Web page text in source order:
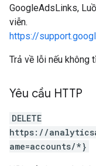
GoogleAdsLinks,
viễn.
https://
Trả về lỗi nếu không
Yêu cầu HTTP
DELETE
https://
ame=accounts/*}